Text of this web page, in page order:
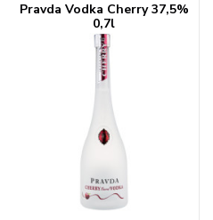
Pravda Vodka Cherry 37,5%
0,7l